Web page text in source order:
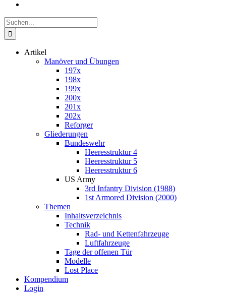
Suche
nach:
Artikel
Manöver und Übungen
197x
198x
199x
200x
201x
202x
Reforger
Gliederungen
Bundeswehr
Heeresstruktur 4
Heeresstruktur 5
Heeresstruktur 6
US Army
3rd Infantry Division (1988)
1st Armored Division (2000)
Themen
Inhaltsverzeichnis
Technik
Rad- und Kettenfahrzeuge
Luftfahrzeuge
Tage der offenen Tür
Modelle
Lost Place
Kompendium
Login